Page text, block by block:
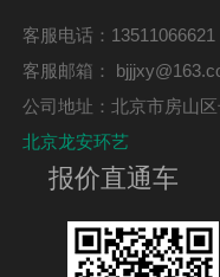
客服电话：
客服邮箱：
公司地址：北京市房山
北京龙安环艺
报价直通车